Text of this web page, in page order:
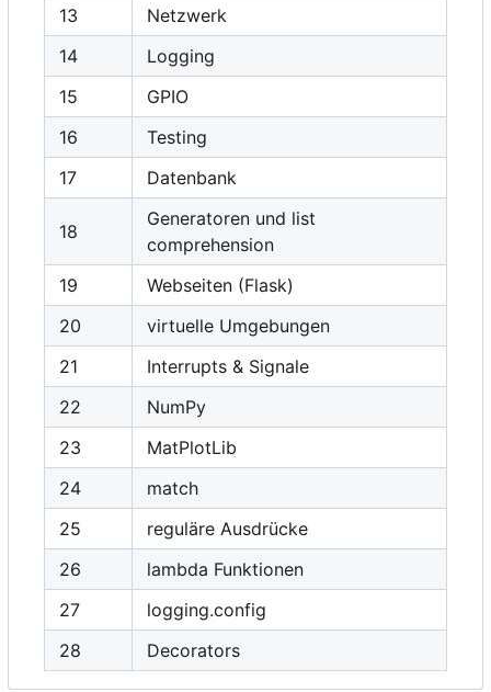
13
Netzwerk
14
Logging
15
GPIO
16
Testing
17
Datenbank
18
Generatoren und list
comprehension
19
Webseiten (Flask)
20
virtuelle Umgebungen
21
Interrupts & Signale
22
NumPy
23
MatPlotLib
24
match
25
reguläre Ausdrücke
26
lambda Funktionen
27
logging.config
28
Decorators